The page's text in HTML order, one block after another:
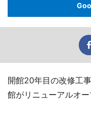
開館20年目の改修工
館がリニューアルオー